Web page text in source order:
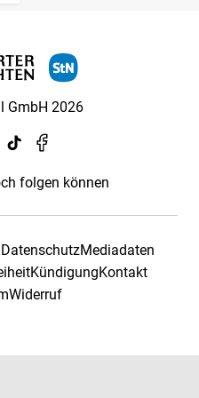
GmbH 2026
folgen können
DatenschutzMediadaten
KündigungKontakt
Widerruf